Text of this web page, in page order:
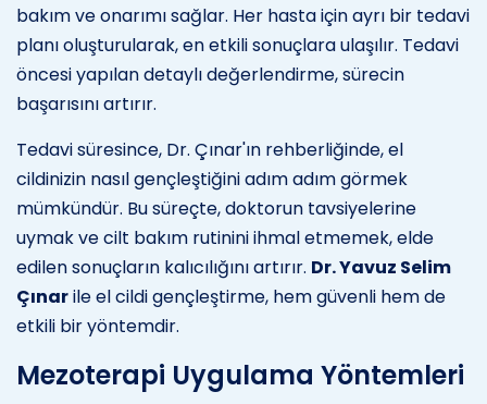
bakım ve onarımı sağlar. Her hasta için ayrı bir tedavi
planı oluşturularak, en etkili sonuçlara ulaşılır. Tedavi
öncesi yapılan detaylı değerlendirme, sürecin
başarısını artırır.
Tedavi süresince, Dr. Çınar'ın rehberliğinde, el
cildinizin nasıl gençleştiğini adım adım görmek
mümkündür. Bu süreçte, doktorun tavsiyelerine
uymak ve cilt bakım rutinini ihmal etmemek, elde
edilen sonuçların kalıcılığını artırır. Dr. Yavuz Selim
Çınarile el cildi gençleştirme, hem güvenli hem de
etkili bir yöntemdir.
Mezoterapi Uygulama Yöntemleri